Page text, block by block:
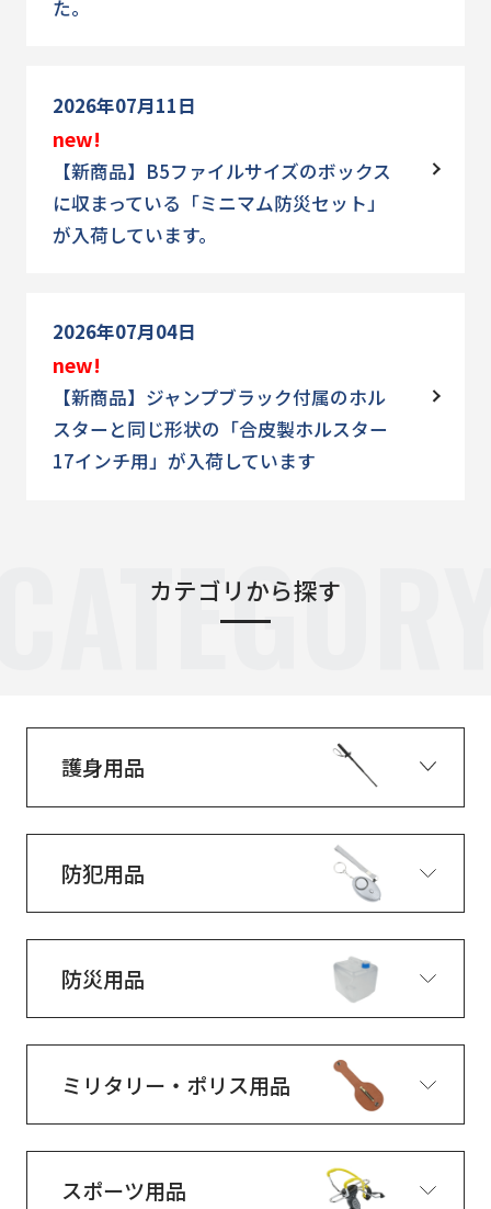
た。
2026年07月11日
new!
【新商品】B5ファイルサイズのボックス
に収まっている「ミニマム防災セット」
が入荷しています。
2026年07月04日
new!
【新商品】ジャンプブラック付属のホル
スターと同じ形状の「合皮製ホルスター
17インチ用」が入荷しています
カテゴリから探す
護身用品
防犯用品
防災用品
ミリタリー・ポリス用品
スポーツ用品